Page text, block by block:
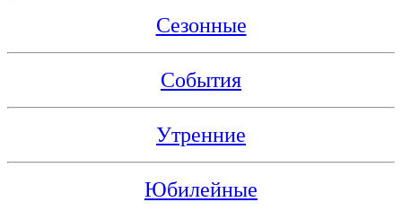
Сезонные
События
Утренние
Юбилейные